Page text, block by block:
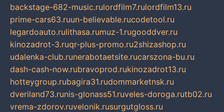
backstage-682-music.rulordfilm7.rulordfilm13.ru
prime-cars63.ruun-believable.rucodetool.ru
legardoauto.rulithasa.rumuz-1.rugooddver.ru
kinozadrot-3.ruqr-plus-promo.ru2shizashop.ru
udalenka-club.runerabotaetsite.rucarszona-bu.ru
dash-cash-now.rubravoprod.rukinozadrot13.ru
hotteygroup.rubagira31.rudommarketnsk.ru
dveriland73.runis-glonass51.ruveles-doroga.rutb02.ru
vrema-zdorov.ruvelonik.rusurgutgloss.ru